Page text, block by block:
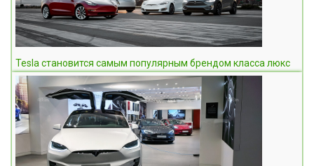
Tesla становится самым популярным брендом класса люкс